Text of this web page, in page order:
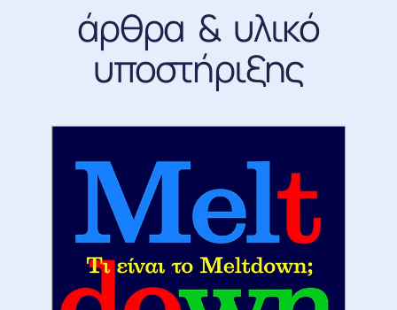
άρθρα & υλικό
υποστήριξης